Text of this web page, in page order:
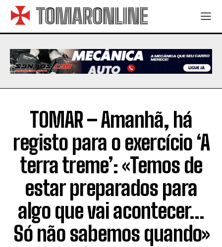
TOMARONLINE
TOMAR – Amanhã, há
registo para o exercício ‘A
terra treme’: «Temos de
estar preparados para
algo que vai acontecer…
Só não sabemos quando»